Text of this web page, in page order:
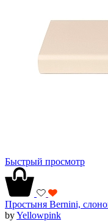
Быстрый просмотр
Простыня Bernini,
byYellowpink